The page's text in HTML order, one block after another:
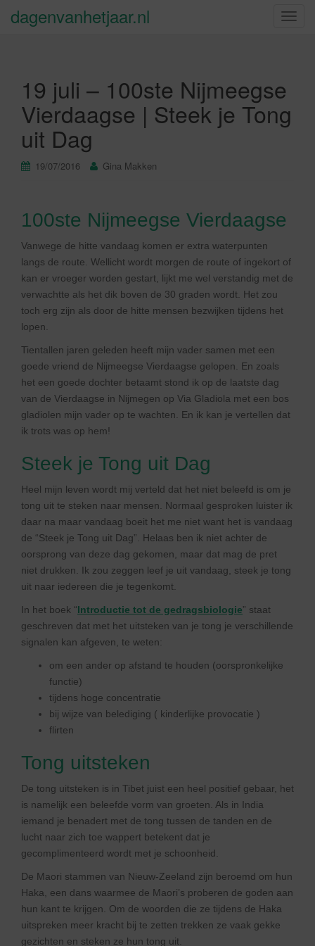
S
l
e
dagenvanhetjaar.nl
19 juli – 100ste Nijmeegse
Vierdaagse | Steek je Tong
uit Dag
19/07/2016 Gina Makken
100ste Nijmeegse Vierdaagse
Vanwege de hitte vandaag komen er extra waterpunten
langs de route. Wellicht wordt morgen de route of ingekort of
kan er vroeger worden gestart, lijkt me wel verstandig met de
verwachtte als het dik boven de 30 graden wordt. Het zou
toch erg zijn als door de hitte mensen bezwijken tijdens het
lopen.
Tientallen jaren geleden heeft mijn vader samen met een
goede vriend de Nijmeegse Vierdaagse gelopen. En zoals
het een goede dochter betaamt stond ik op de laatste dag
van de Vierdaagse in Nijmegen op Via Gladiola met een bos
gladiolen mijn vader op te wachten. En ik kan je vertellen dat
ik trots was op hem!
Steek je Tong uit Dag
Heel mijn leven wordt mij verteld dat het niet beleefd is om je
tong uit te steken naar mensen. Normaal gesproken luister ik
daar na maar vandaag boeit het me niet want het is vandaag
de “Steek je Tong uit Dag”. Helaas ben ik niet achter de
oorsprong van deze dag gekomen, maar dat mag de pret
niet drukken. Ik zou zeggen leef je uit vandaag, steek je tong
uit naar iedereen die je tegenkomt.
In het boek “Introductie tot de gedragsbiologie” staat
geschreven dat met het uitsteken van je tong je verschillende
signalen kan afgeven, te weten:
om een ander op afstand te houden (oorspronkelijke
functie)
tijdens hoge concentratie
bij wijze van belediging ( kinderlijke provocatie )
flirten
Tong uitsteken
De tong uitsteken is in Tibet juist een heel positief gebaar, het
is namelijk een beleefde vorm van groeten. Als in India
iemand je benadert met de tong tussen de tanden en de
lucht naar zich toe wappert betekent dat je
gecomplimenteerd wordt met je schoonheid.
De Maori stammen van Nieuw-Zeeland zijn beroemd om hun
Haka, een dans waarmee de Maori’s proberen de goden aan
hun kant te krijgen. Om de woorden die ze tijdens de Haka
uitspreken meer kracht bij te zetten trekken ze vaak gekke
gezichten en steken ze hun tong uit.